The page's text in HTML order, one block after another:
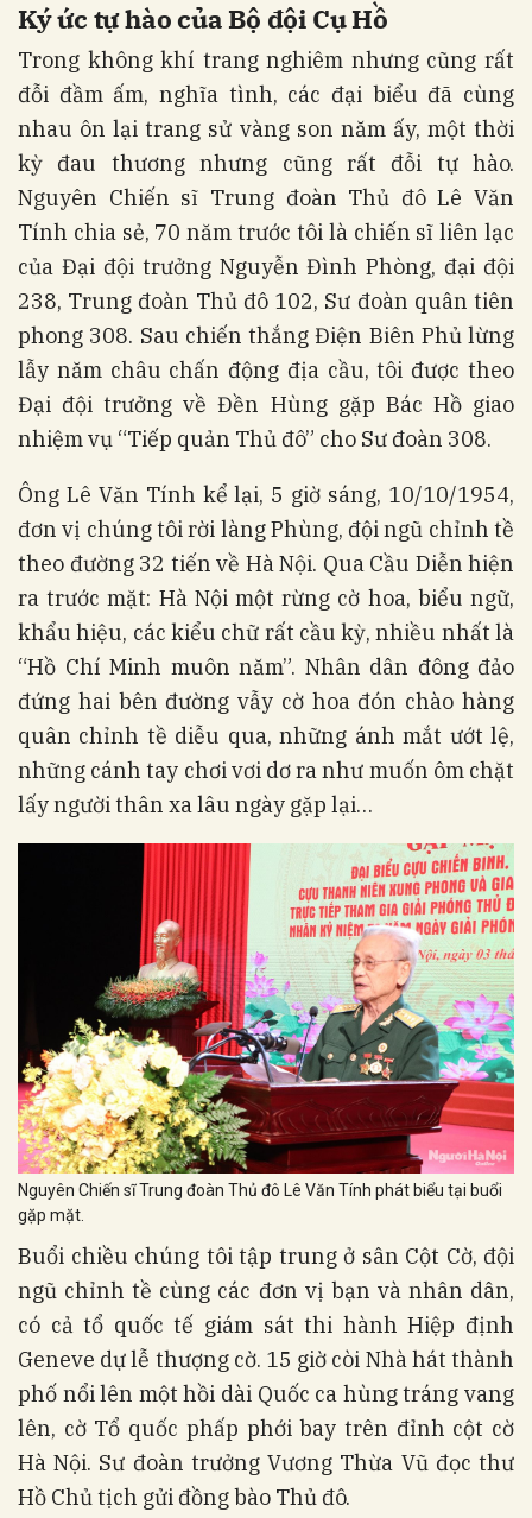
Ký ức tự hào của Bộ đội Cụ Hồ
Trong không khí trang nghiêm nhưng cũng rất
đỗi đầm ấm, nghĩa tình, các đại biểu đã cùng
nhau ôn lại trang sử vàng son năm ấy, một thời
kỳ đau thương nhưng cũng rất đỗi tự hào.
Nguyên Chiến sĩ Trung đoàn Thủ đô Lê Văn
Tính chia sẻ, 70 năm trước tôi là chiến sĩ liên lạc
của Đại đội trưởng Nguyễn Đình Phòng, đại đội
238, Trung đoàn Thủ đô 102, Sư đoàn quân tiên
phong 308. Sau chiến thắng Điện Biên Phủ lừng
lẫy năm châu chấn động địa cầu, tôi được theo
Đại đội trưởng về Đền Hùng gặp Bác Hồ giao
nhiệm vụ “Tiếp quản Thủ đô” cho Sư đoàn 308.
Ông Lê Văn Tính kể lại, 5 giờ sáng, 10/10/1954,
đơn vị chúng tôi rời làng Phùng, đội ngũ chỉnh tề
theo đường 32 tiến về Hà Nội. Qua Cầu Diễn hiện
ra trước mặt: Hà Nội một rừng cờ hoa, biểu ngữ,
khẩu hiệu, các kiểu chữ rất cầu kỳ, nhiều nhất là
“Hồ Chí Minh muôn năm”. Nhân dân đông đảo
đứng hai bên đường vẫy cờ hoa đón chào hàng
quân chỉnh tề diễu qua, những ánh mắt ướt lệ,
những cánh tay chơi vơi dơ ra như muốn ôm chặt
lấy người thân xa lâu ngày gặp lại…
Nguyên Chiến sĩ Trung đoàn Thủ đô Lê Văn Tính phát biểu tại buổi
gặp mặt.
Buổi chiều chúng tôi tập trung ở sân Cột Cờ, đội
ngũ chỉnh tề cùng các đơn vị bạn và nhân dân,
có cả tổ quốc tế giám sát thi hành Hiệp định
Geneve dự lễ thượng cờ. 15 giờ còi Nhà hát thành
phố nổi lên một hồi dài Quốc ca hùng tráng vang
lên, cờ Tổ quốc phấp phới bay trên đỉnh cột cờ
Hà Nội. Sư đoàn trưởng Vương Thừa Vũ đọc thư
Hồ Chủ tịch gửi đồng bào Thủ đô.